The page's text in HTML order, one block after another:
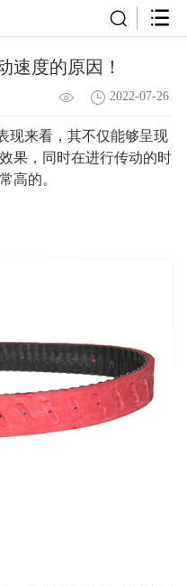
速度的原因！
2022-07-26
现来看，其不仅能够呈现
果，同时在进行传动的时
高的。